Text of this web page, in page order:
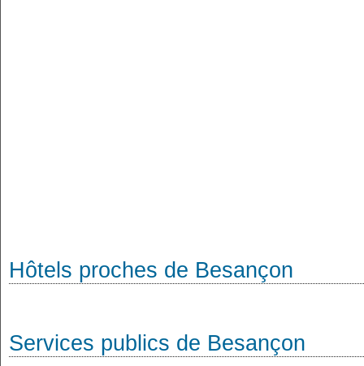
Hôtels proches de Besançon
Services publics de Besançon